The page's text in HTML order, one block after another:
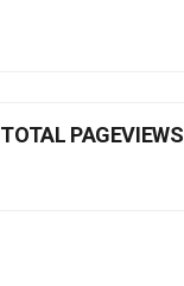
TOTAL PAGEVIEWS